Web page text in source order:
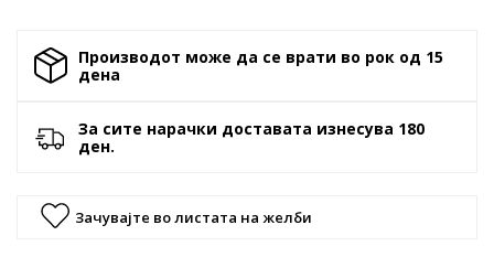
Производот може да се врати во рок од 15
денa
За сите нарачки доставата изнесува 180
ден.
Зачувајте во листата на желби